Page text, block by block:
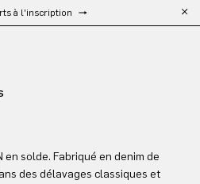
à l'inscription
en solde. Fabriqué en denim de
des délavages classiques et